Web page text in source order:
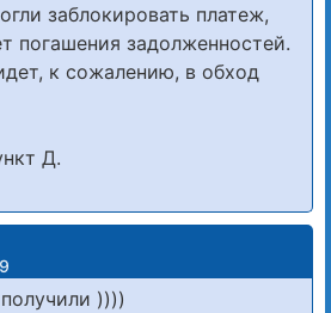
заблокировать платеж,
погашения задолженностей.
к сожалению, в обход
Д.
))))